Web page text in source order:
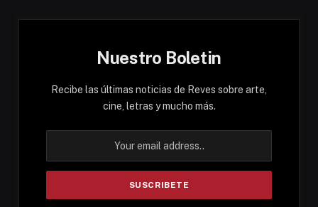
Nuestro Boletin
Recibe las últimas noticias de Reves sobre arte,
cine, letras y mucho más.